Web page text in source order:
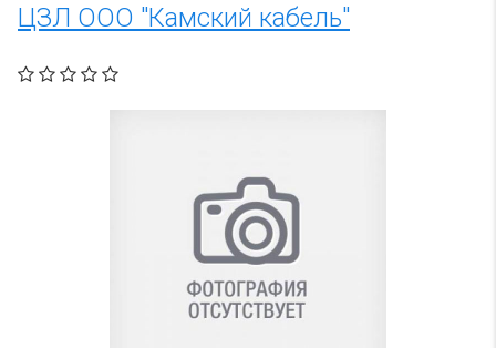
ЦЗЛ ООО "Камский кабель"